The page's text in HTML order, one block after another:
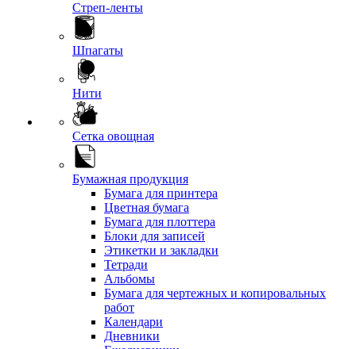
Стреп-ленты
Шпагаты
Нити
Сетка овощная
Бумажная продукция
Бумага для принтера
Цветная бумага
Бумага для плоттера
Блоки для записей
Этикетки и закладки
Тетради
Альбомы
Бумага для чертежных и копировальных
работ
Календари
Дневники